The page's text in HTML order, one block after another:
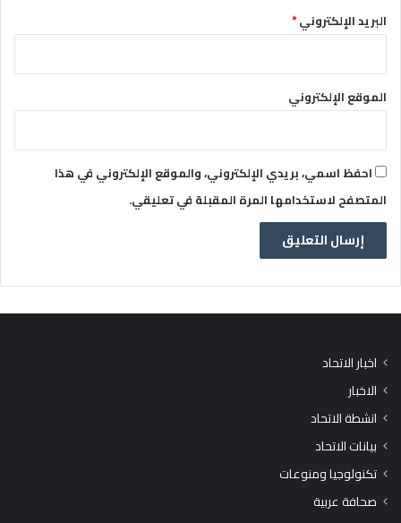
البريد الإلكتروني*
الموقع الإلكتروني
احفظ اسمي، بريدي الإلكتروني، والموقع الإلكتروني في هذا
المتصفح لاستخدامها المرة المقبلة في تعليقي.
اخبار الاتحاد
الاخبار
انشطة الاتحاد
بيانات الاتحاد
تكنولوجيا ومنوعات
صحافة عربية